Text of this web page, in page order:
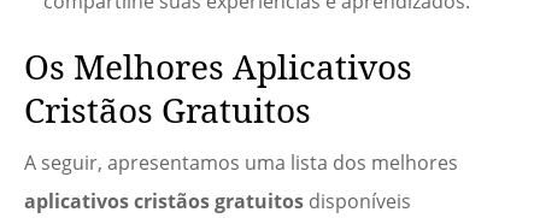
Os Melhores Aplicativos
Cristãos Gratuitos
A seguir, apresentamos uma lista dos melhores
aplicativos cristãos gratuitos disponíveis